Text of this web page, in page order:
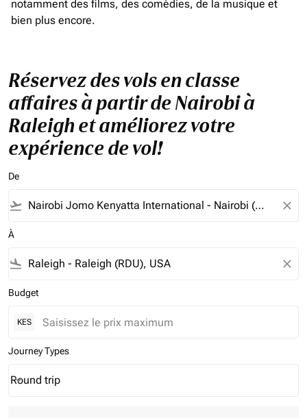
notamment des films, des comédies, de la musique et
bien plus encore.
Réservez des vols en classe
affaires à partir de Nairobi à
Raleigh et améliorez votre
expérience de vol!
De
flight_takeoff close
À
flight_land close
Budget
KES
Journey Types
Journey Types option Round trip Selected
Round trip
keyboard_arrow_down